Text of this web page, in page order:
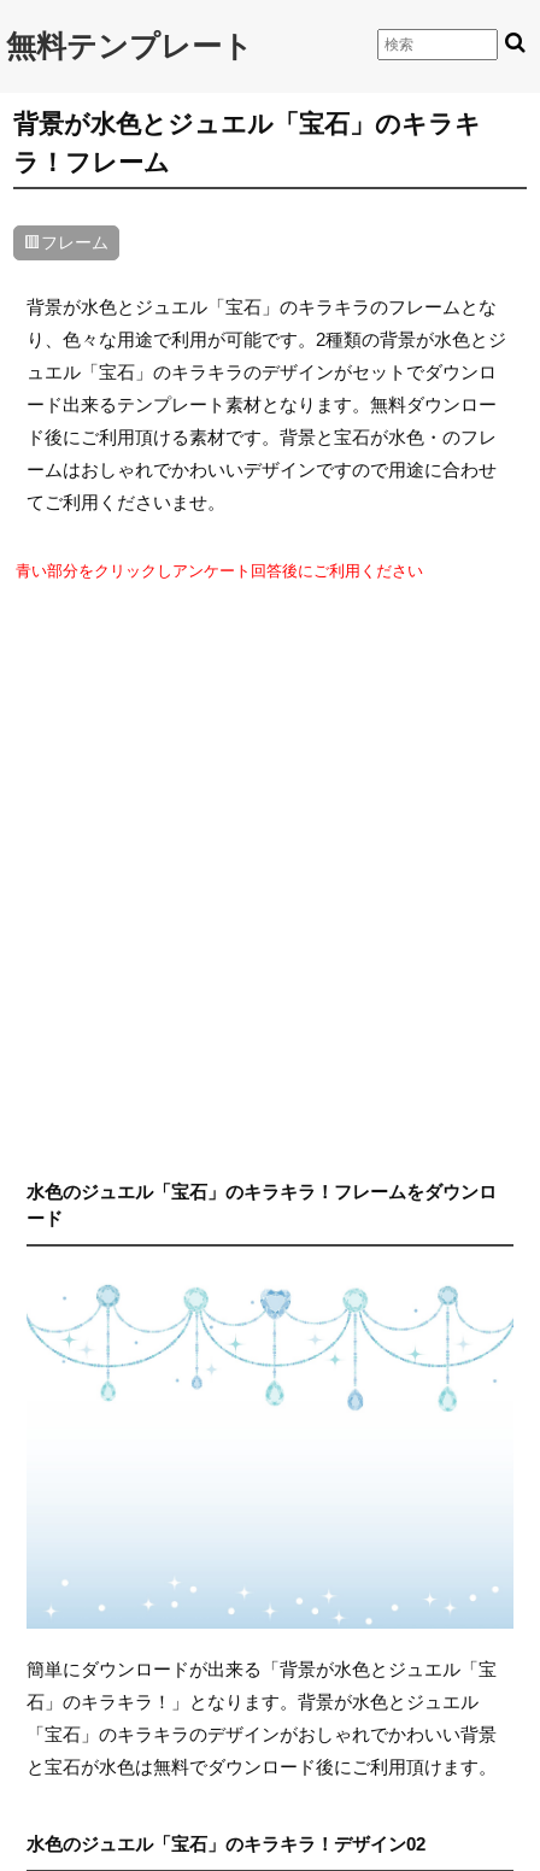
無料テンプレート
背景が水色とジュエル「宝石」のキラキ
ラ！フレーム
🟥フレーム
背景が水色とジュエル「宝石」のキラキラのフレームとな
り、色々な用途で利用が可能です。2種類の背景が水色とジ
ュエル「宝石」のキラキラのデザインがセットでダウンロ
ード出来るテンプレート素材となります。無料ダウンロー
ド後にご利用頂ける素材です。背景と宝石が水色・のフレ
ームはおしゃれでかわいいデザインですので用途に合わせ
てご利用くださいませ。
青い部分をクリックしアンケート回答後にご利用ください
水色のジュエル「宝石」のキラキラ！フレームをダウンロ
ード
簡単にダウンロードが出来る「背景が水色とジュエル「宝
石」のキラキラ！」となります。背景が水色とジュエル
「宝石」のキラキラのデザインがおしゃれでかわいい背景
と宝石が水色は無料でダウンロード後にご利用頂けます。
水色のジュエル「宝石」のキラキラ！デザイン02